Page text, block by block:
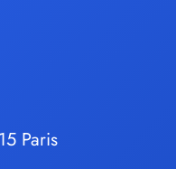
Paris